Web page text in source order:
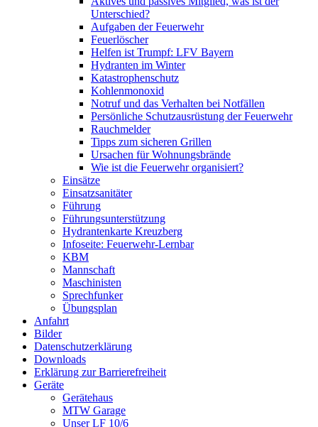
Unterschied?
Aufgaben der Feuerwehr
Feuerlöscher
Helfen ist Trumpf: LFV Bayern
Hydranten im Winter
Katastrophenschutz
Kohlenmonoxid
Notruf und das Verhalten bei Notfällen
Persönliche Schutzausrüstung der Feuerwehr
Rauchmelder
Tipps zum sicheren Grillen
Ursachen für Wohnungsbrände
Wie ist die Feuerwehr organisiert?
Einsätze
Einsatzsanitäter
Führung
Führungsunterstützung
Hydrantenkarte Kreuzberg
Infoseite: Feuerwehr-Lernbar
KBM
Mannschaft
Maschinisten
Sprechfunker
Übungsplan
Anfahrt
Bilder
Datenschutzerklärung
Downloads
Erklärung zur Barriere­frei­heit
Geräte
Gerätehaus
MTW Garage
Unser LF 10/6